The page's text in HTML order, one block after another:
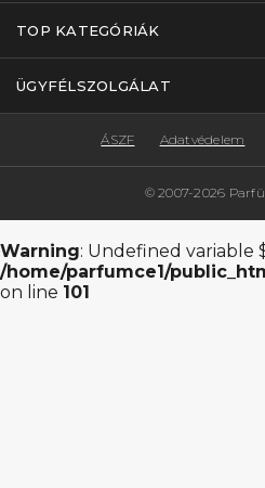
TOP KATEGÓRIÁK
ÜGYFÉLSZOLGÁLAT
© 2007-2026
ÁSZF Adatvédelem
Warning: Undefined variable
/home/parfumce1/
on line 101